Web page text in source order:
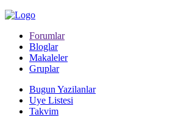
Forumlar
Bloglar
Makaleler
Gruplar
Bugun Yazilanlar
Uye Listesi
Takvim